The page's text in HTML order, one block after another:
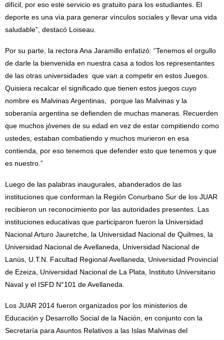
difícil, por eso este servicio es gratuito para los estudiantes. El
deporte es una vía para generar vínculos sociales y llevar una vida
saludable”, destacó Loiseau.
Por su parte, la rectora Ana Jaramillo enfatizó: “Tenemos el orgullo
de darle la bienvenida en nuestra casa a todos los representantes
de las otras universidades que van a competir en estos Juegos.
Quisiera recalcar el significado que tienen estos juegos cuyo
nombre es Malvinas Argentinas, porque las Malvinas y la
soberanía argentina se defienden de muchas maneras. Recuerden
que muchos jóvenes de su edad en vez de estar compitiendo como
ustedes, estaban combatiendo y muchos murieron en esa
contienda, por eso tenemos que defender esto que tenemos y que
es nuestro.”
Luego de las palabras inaugurales, abanderados de las
instituciones que conforman la Región Conurbano Sur de los JUAR
recibieron un reconocimiento por las autoridades presentes. Las
instituciones educativas que participaron fueron la Universidad
Nacional Arturo Jauretche, la Universidad Nacional de Quilmes, la
Universidad Nacional de Avellaneda, Universidad Nacional de
Lanús, U.T.N. Facultad Regional Avellaneda, Universidad Provincial
de Ezeiza, Universidad Nacional de La Plata, Instituto Universitario
Naval y el ISFD N°101 de Avellaneda.
Los JUAR 2014 fueron organizados por los ministerios de
Educación y Desarrollo Social de la Nación, en conjunto con la
Secretaría para Asuntos Relativos a las Islas Malvinas del